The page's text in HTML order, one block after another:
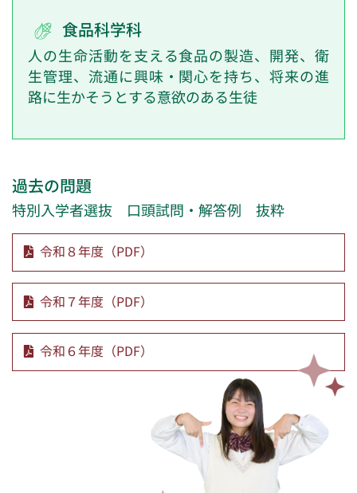
食品科学科
人の生命活動を支える食品の製造、開発、衛
生管理、流通に興味・関心を持ち、将来の進
路に生かそうとする意欲のある生徒
過去の問題
特別入学者選抜 口頭試問・解答例 抜粋
令和８年度（PDF）
令和７年度（PDF）
令和６年度（PDF）